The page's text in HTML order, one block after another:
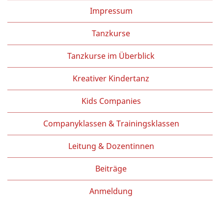
Impressum
Tanzkurse
Tanzkurse im Überblick
Kreativer Kindertanz
Kids Companies
Companyklassen & Trainingsklassen
Leitung & Dozentinnen
Beiträge
Anmeldung